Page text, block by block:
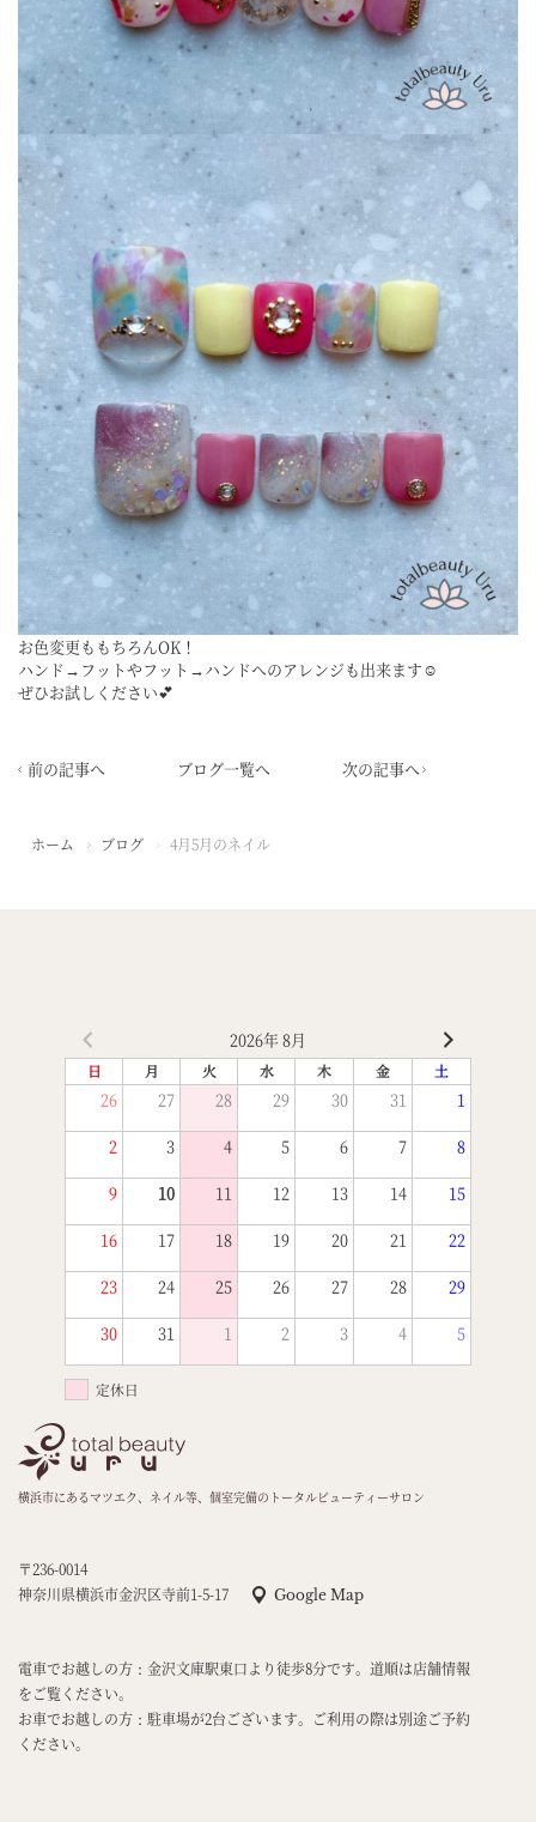
お色変更ももちろんOK！
ハンド→フットやフット→ハンドへのアレンジも出来ます☺
ぜひお試しください💕
前の記事へ ブログ一覧へ 次の記事へ
ホーム ブログ 4月5月のネイル
2026年 8月
日 月 火 水 木 金 土
26 27 28 29 30 31 1
2 3 4 5 6 7 8
9 10 11 12 13 14 15
16 17 18 19 20 21 22
23 24 25 26 27 28 29
30 31 1 2 3 4 5
定休日
横浜市にあるマツエク、ネイル等、個室完備のトータルビューティーサロン
〒236-0014
神奈川県横浜市金沢区寺前1-5-17
Google Map
電車でお越しの方：金沢文庫駅東口より徒歩8分です。道順は店舗情報
をご覧ください。
お車でお越しの方：駐車場が2台ございます。ご利用の際は別途ご予約
ください。